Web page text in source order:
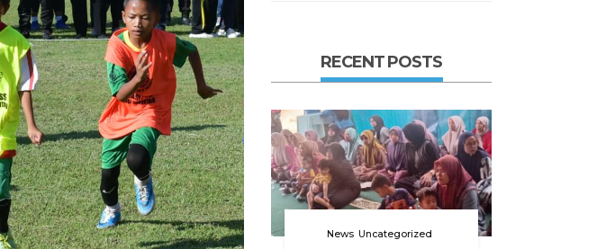
RECENT POSTS
News Uncategorized